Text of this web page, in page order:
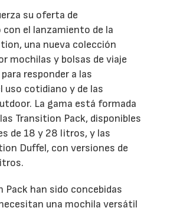
su oferta de
el lanzamiento de la
una nueva colección
mochilas y bolsas de viaje
responder a las
uso cotidiano y de las
La gama está formada
Transition Pack, disponibles
de 18 y 28 litros, y las
Duffel, con versiones de
Pack han sido concebidas
una mochila versátil